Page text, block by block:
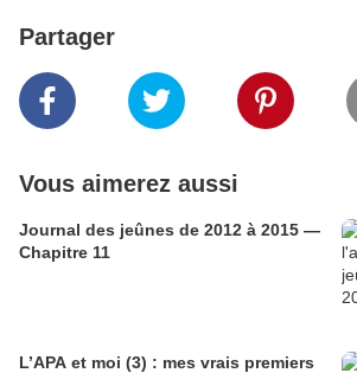
Partager
Vous aimerez aussi
Journal des jeûnes de 2012 à 2015 —
Chapitre 11
L’APA et moi (3) : mes vrais premiers